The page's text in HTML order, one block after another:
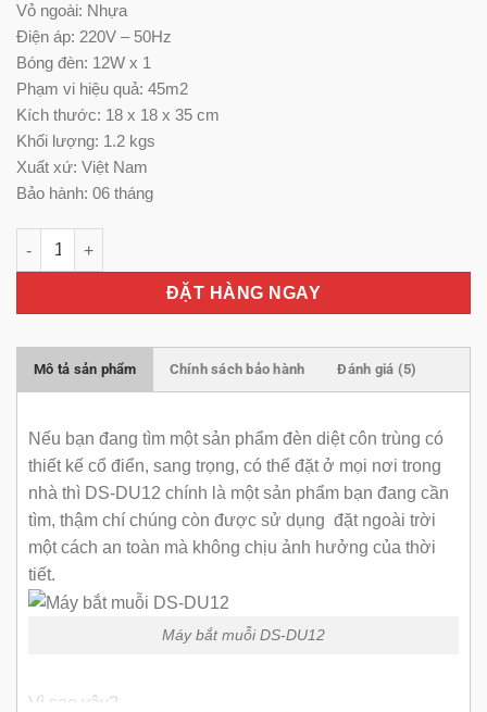
Vỏ ngoài: Nhựa
Điện áp: 220V – 50Hz
Bóng đèn: 12W x 1
Phạm vi hiệu quả: 45m2
Kích thước: 18 x 18 x 35 cm
Khối lượng: 1.2 kgs
Xuất xứ: Việt Nam
Bảo hành: 06 tháng
Đèn diệt côn trùng DS-DU12 số lượng
ĐẶT HÀNG NGAY
Mô tả sản phẩm Chính sách bảo hành Đánh giá (5)
Nếu bạn đang tìm một sản phẩm đèn diệt côn trùng có
thiết kế cổ điển, sang trọng, có thể đặt ở mọi nơi trong
nhà thì DS-DU12 chính là một sản phẩm bạn đang cần
tìm, thậm chí chúng còn được sử dụng đặt ngoài trời
một cách an toàn mà không chịu ảnh hưởng của thời
tiết.
Máy bắt muỗi DS-DU12
Vì sao vậy?